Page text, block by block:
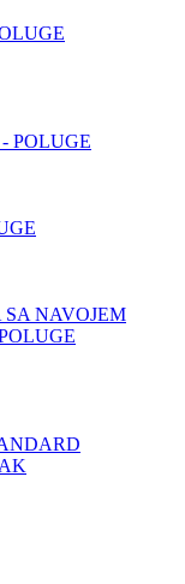
POLUGE
NAVOJEM